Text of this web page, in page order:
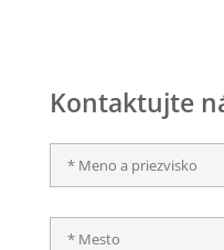
Kontaktujte